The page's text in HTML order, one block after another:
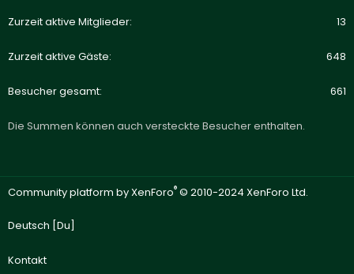
Zurzeit aktive Mitglieder 13
Zurzeit aktive Gäste 648
Besucher gesamt 661
Die Summen können auch versteckte Besucher enthalten.
Community platform by XenForo® © 2010-2024 XenForo Ltd.
Deutsch [Du]
Kontakt